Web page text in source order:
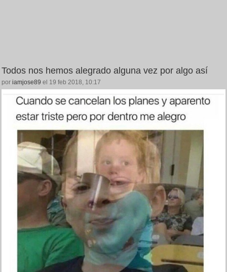
Todos nos hemos alegrado alguna vez por algo así
por iamjose89 el 19 feb 2018, 10:17